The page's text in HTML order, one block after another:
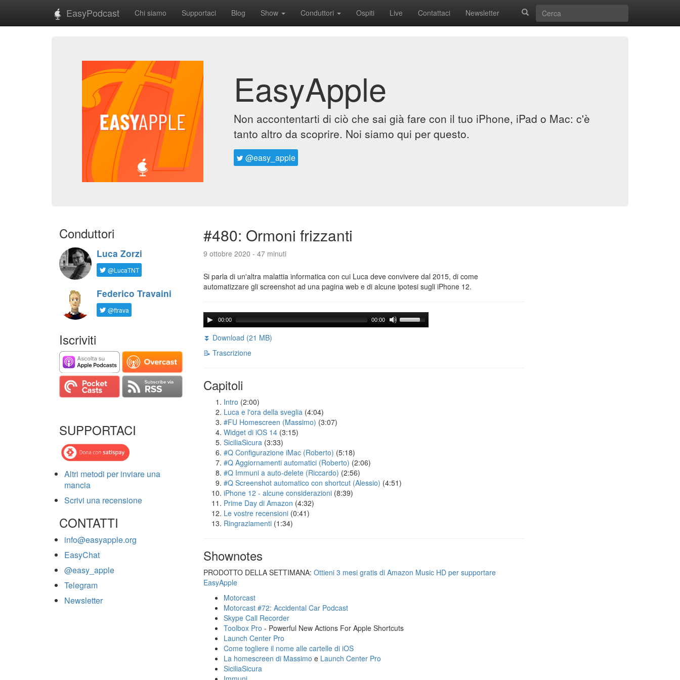
EasyPodcast Chi siamo Supportaci Blog Show Conduttori Ospiti Live Contattaci Newsletter
EasyApple
Non accontentarti di ciò che sai già fare con il tuo iPhone, iPad o Mac: c'è
tanto altro da scoprire. Noi siamo qui per questo.
@easy_apple
Conduttori
Luca Zorzi
@LucaTNT
Federico Travaini
@ftrava
Iscriviti
SUPPORTACI
Altri metodi per inviare una
mancia
Scrivi una recensione
CONTATTI
info@easyapple.org
EasyChat
@easy_apple
Telegram
Newsletter
#480: Ormoni frizzanti
9 ottobre 2020 - 47 minuti
Si parla di un'altra malattia informatica con cui Luca deve convivere dal 2015, di come
automatizzare gli screenshot ad una pagina web e di alcune ipotesi sugli iPhone 12.
00:00 00:00
⏬ Download (21 MB)
📝 Trascrizione
Capitoli
Intro (2:00)
Luca e l'ora della sveglia (4:04)
#FU Homescreen (Massimo) (3:07)
Widget di iOS 14 (3:15)
SiciliaSicura (3:33)
#Q Configurazione iMac (Roberto) (5:18)
#Q Aggiornamenti automatici (Roberto) (2:06)
#Q Immuni a auto-delete (Riccardo) (2:56)
#Q Screenshot automatico con shortcut (Alessio) (4:51)
iPhone 12 - alcune considerazioni (8:39)
Prime Day di Amazon (4:32)
Le vostre recensioni (0:41)
Ringraziamenti (1:34)
Shownotes
PRODOTTO DELLA SETTIMANA: Ottieni 3 mesi gratis di Amazon Music HD per supportare
EasyApple
Motorcast
Motorcast #72: Accidental Car Podcast
Skype Call Recorder
Toolbox Pro - Powerful New Actions For Apple Shortcuts
Launch Center Pro
Come togliere il nome alle cartelle di iOS
La homescreen di Massimo e Launch Center Pro
SiciliaSicura